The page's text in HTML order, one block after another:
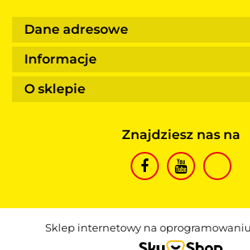
Dane adresowe
Informacje
O sklepie
Znajdziesz nas na
Sklep internetowy na